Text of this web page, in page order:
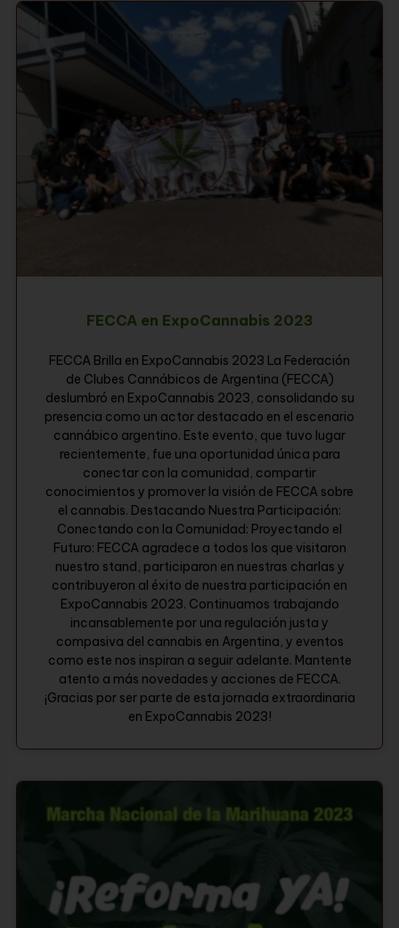
FECCA en ExpoCannabis 2023
FECCA Brilla en ExpoCannabis 2023 La Federación
de Clubes Cannábicos de Argentina (FECCA)
deslumbró en ExpoCannabis 2023, consolidando su
presencia como un actor destacado en el escenario
cannábico argentino. Este evento, que tuvo lugar
recientemente, fue una oportunidad única para
conectar con la comunidad, compartir
conocimientos y promover la visión de FECCA sobre
el cannabis. Destacando Nuestra Participación:
Conectando con la Comunidad: Proyectando el
Futuro: FECCA agradece a todos los que visitaron
nuestro stand, participaron en nuestras charlas y
contribuyeron al éxito de nuestra participación en
ExpoCannabis 2023. Continuamos trabajando
incansablemente por una regulación justa y
compasiva del cannabis en Argentina, y eventos
como este nos inspiran a seguir adelante. Mantente
atento a más novedades y acciones de FECCA.
¡Gracias por ser parte de esta jornada extraordinaria
en ExpoCannabis 2023!